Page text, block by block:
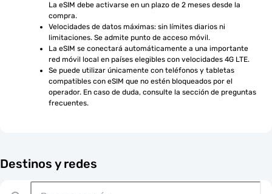
La eSIM debe activarse en un plazo de 2 meses desde la
compra.
Velocidades de datos máximas: sin límites diarios ni
limitaciones. Se admite punto de acceso móvil.
La eSIM se conectará automáticamente a una importante
red móvil local en países elegibles con velocidades 4G LTE.
Se puede utilizar únicamente con teléfonos y tabletas
compatibles con eSIM que no estén bloqueados por el
operador. En caso de duda, consulte la sección de preguntas
frecuentes.
Destinos y redes